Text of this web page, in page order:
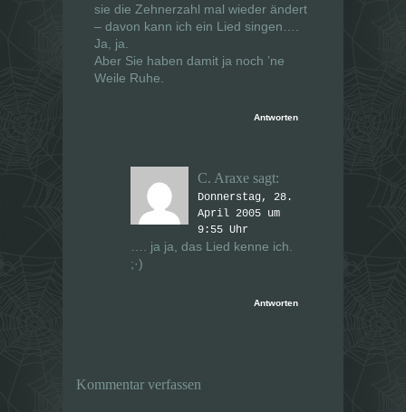
sie die Zehnerzahl mal wieder ändert
– davon kann ich ein Lied singen….
Ja, ja.
Aber Sie haben damit ja noch ’ne
Weile Ruhe.
Antworten
C. Araxe sagt:
Donnerstag, 28.
April 2005 um
9:55 Uhr
…. ja ja, das Lied kenne ich.
;·)
Antworten
Kommentar verfassen